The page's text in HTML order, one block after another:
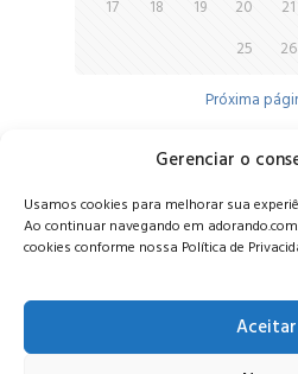
Gerenciar o
Usamos cookies para melhorar sua
Ao continuar navegando em
cookies conforme nossa Política de
Aceitar
17
18 19 20 21
25
26
Próxima
Alameda Oscar Niemeyer, 1033 –
Serra - Nova Lima/MG,
CONTATO: